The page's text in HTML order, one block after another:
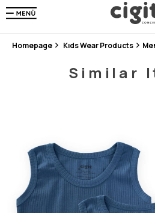
En Uygun Fiyat
300₺ ve Üzeri Alışverişlerde
Homepage Kıds Wear Products
Similar